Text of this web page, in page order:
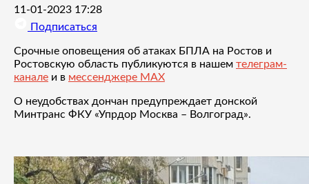
11-01-2023 17:28
Подписаться
Срочные оповещения об атаках БПЛА на Ростов и
Ростовскую область публикуются в нашем телеграм-
канале и в мессенджере MAX
О неудобствах дончан предупреждает донской
Минтранс ФКУ «Упрдор Москва – Волгоград».